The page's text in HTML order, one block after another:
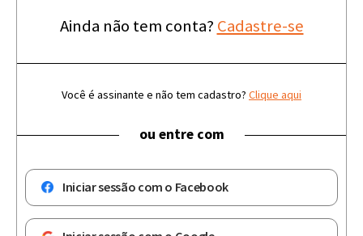
Ainda não tem conta? Cadastre-se
Você é assinante e não tem cadastro? Clique aqui
ou entre com
Iniciar sessão com o Facebook